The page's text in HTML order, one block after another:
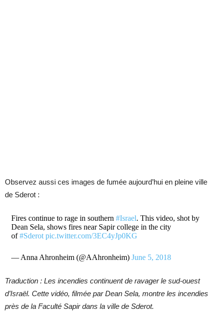
Observez aussi ces images de fumée aujourd’hui en pleine ville
de Sderot :
Fires continue to rage in southern #Israel. This video, shot by
Dean Sela, shows fires near Sapir college in the city
of#Sderot pic.twitter.com/3EC4yJp0KG
— Anna Ahronheim (@AAhronheim) June 5, 2018
Traduction : Les incendies continuent de ravager le sud-ouest
d’Israël. Cette vidéo, filmée par Dean Sela, montre les incendies
près de la Faculté Sapir dans la ville de Sderot.